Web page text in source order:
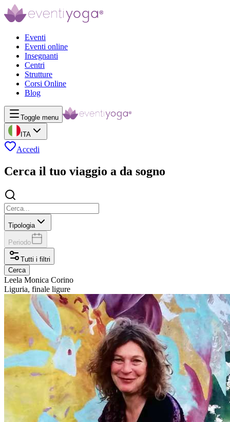
Eventi
Eventi online
Insegnanti
Centri
Strutture
Corsi Online
Blog
Toggle menu
ITA
Accedi
Cerca il tuo viaggio a da sogno
Tipologia
Periodo
Tutti i filtri
Cerca
Leela Monica Corino
Liguria, finale ligure